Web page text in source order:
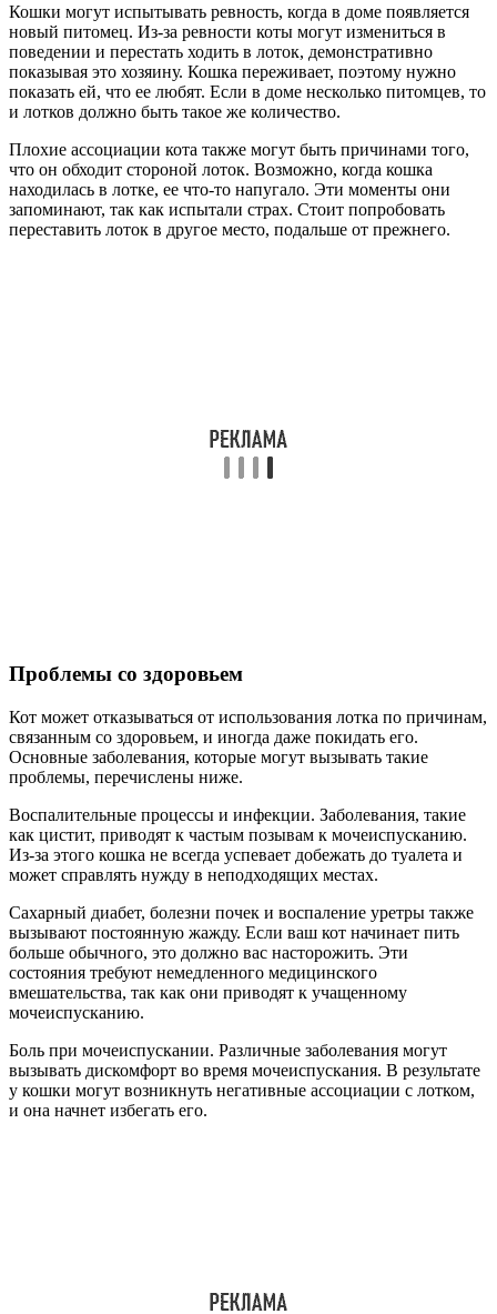
Кошки могут испытывать ревность, когда в доме появляется
новый питомец. Из-за ревности коты могут измениться в
поведении и перестать ходить в лоток, демонстративно
показывая это хозяину. Кошка переживает, поэтому нужно
показать ей, что ее любят. Если в доме несколько питомцев, то
и лотков должно быть такое же количество.
Плохие ассоциации кота также могут быть причинами того,
что он обходит стороной лоток. Возможно, когда кошка
находилась в лотке, ее что-то напугало. Эти моменты они
запоминают, так как испытали страх. Стоит попробовать
переставить лоток в другое место, подальше от прежнего.
Проблемы со здоровьем
Кот может отказываться от использования лотка по причинам,
связанным со здоровьем, и иногда даже покидать его.
Основные заболевания, которые могут вызывать такие
проблемы, перечислены ниже.
Воспалительные процессы и инфекции. Заболевания, такие
как цистит, приводят к частым позывам к мочеиспусканию.
Из-за этого кошка не всегда успевает добежать до туалета и
может справлять нужду в неподходящих местах.
Сахарный диабет, болезни почек и воспаление уретры также
вызывают постоянную жажду. Если ваш кот начинает пить
больше обычного, это должно вас насторожить. Эти
состояния требуют немедленного медицинского
вмешательства, так как они приводят к учащенному
мочеиспусканию.
Боль при мочеиспускании. Различные заболевания могут
вызывать дискомфорт во время мочеиспускания. В результате
у кошки могут возникнуть негативные ассоциации с лотком,
и она начнет избегать его.